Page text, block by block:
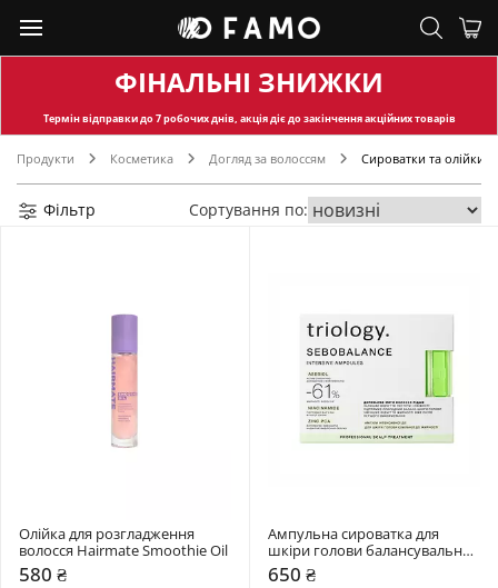
ФІНАЛЬНІ ЗНИЖКИ
Термін відправкидо 7 робочих днів, акція діє до закінчення акційних товарів
Продукти Косметика Догляд за волоссям Сироватки та олійки
Фільтр Сортування по:
Олійка для розгладження
волосся Hairmate Smoothie Oil
580 ₴
Ампульна сироватка для
шкіри голови балансувальна
Triology. Sebobalance
650 ₴